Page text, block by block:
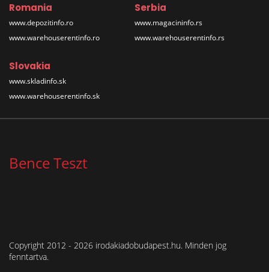
Romania
www.depozitinfo.ro
www.warehouserentinfo.ro
Serbia
www.magacininfo.rs
www.warehouserentinfo.rs
Slovakia
www.skladinfo.sk
www.warehouserentinfo.sk
Bence Teszt
Copyright 2012 - 2026 irodakiadobudapest.hu. Minden jog
fenntartva.